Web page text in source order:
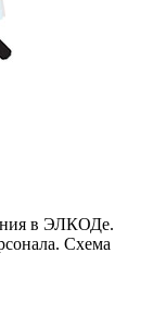
в ЭЛКОДе.
Схема